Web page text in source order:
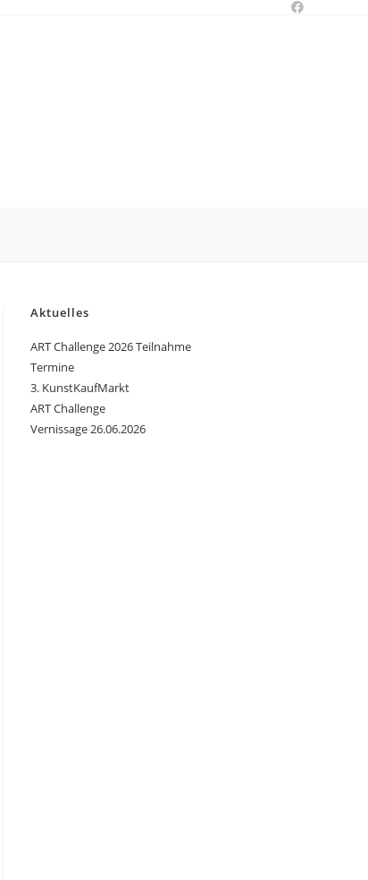
Aktuelles
ART Challenge 2026 Teilnahme
Termine
3. KunstKaufMarkt
ART Challenge
Vernissage 26.06.2026